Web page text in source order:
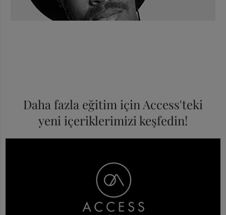
Daha fazla eğitim için Access'teki
yeni içeriklerimizi keşfedin!